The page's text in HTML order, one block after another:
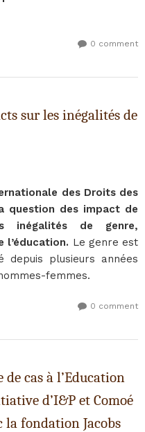
0 comment
sur les inégalités de
des Droits des
question des impact de
inégalités de genre,
l’éducation. Le genre est
depuis plusieurs années
femmes.
0 comment
cas à l’Education
d’I&P et Comoé
fondation Jacobs